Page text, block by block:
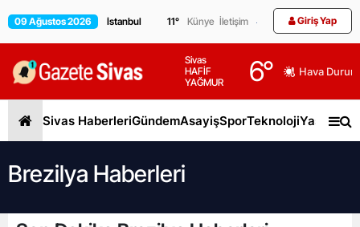
09 Ağustos 2026 11° Künye İletişim Giriş Yap
Sivas
HAFİF
YAĞMUR
6° Hava
Sivas HaberleriGündemAsayişSporTeknolojiYaşam
Brezilya Haberleri